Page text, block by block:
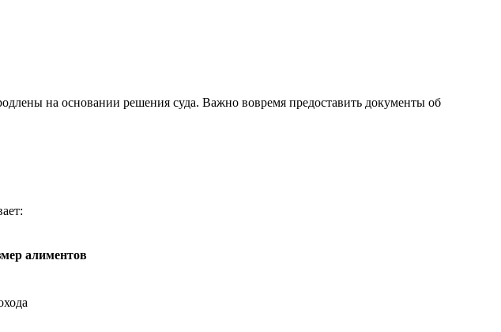
на основании решения суда. Важно вовремя предоставить документы об
алиментов